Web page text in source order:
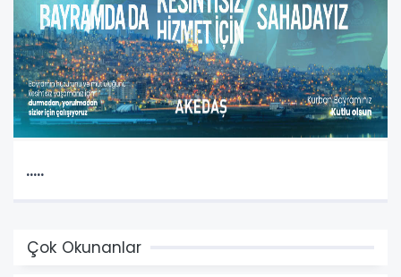
.....
Çok Okunanlar